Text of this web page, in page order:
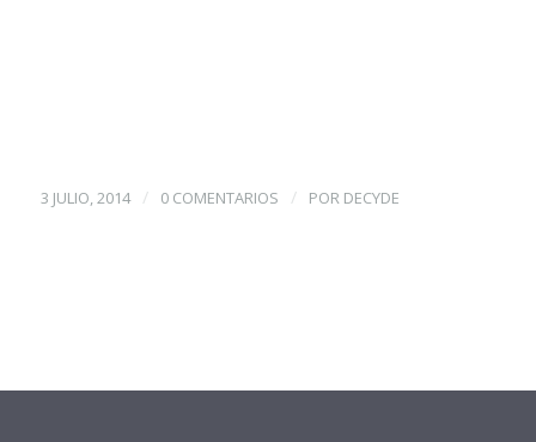
3 JULIO, 2014 / 0 COMENTARIOS / POR DECYDE